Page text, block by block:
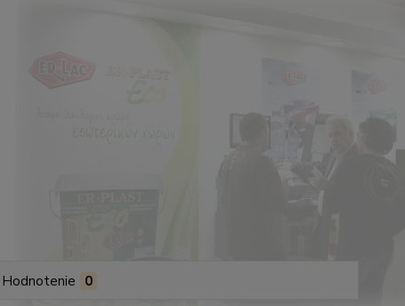
Hodnotenie 0